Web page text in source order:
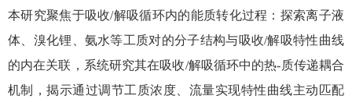
本研究聚焦于吸收/解吸循环内的能质转化过程：探索离子液
体、溴化锂、氨水等工质对的分子结构与吸收/解吸特性曲线
的内在关联，系统研究其在吸收/解吸循环中的热-质传递耦合
机制，揭示通过调节工质浓度、流量实现特性曲线主动匹配